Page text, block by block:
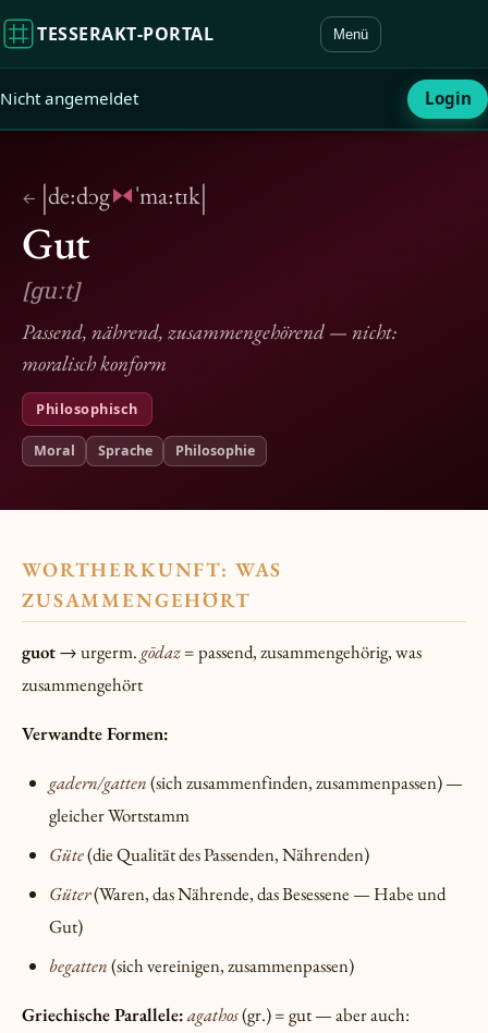
TESSERAKT‑PORTAL Menü
Nicht angemeldet Login
← |de:dɔg ˈma:tɪk|
Gut
[ɡuːt]
Passend, nährend, zusammengehörend — nicht:
moralisch konform
Philosophisch
Moral Sprache Philosophie
WORTHERKUNFT: WAS
ZUSAMMENGEHÖRT
guot→ urgerm. gōdaz= passend, zusammengehörig, was
zusammengehört
Verwandte Formen:
gadern/gatten(sich zusammenfinden, zusammenpassen) —
gleicher Wortstamm
Güte(die Qualität des Passenden, Nährenden)
Güter(Waren, das Nährende, das Besessene — Habe und
Gut)
begatten(sich vereinigen, zusammenpassen)
Griechische Parallele:agathos(gr.) = gut — aber auch: